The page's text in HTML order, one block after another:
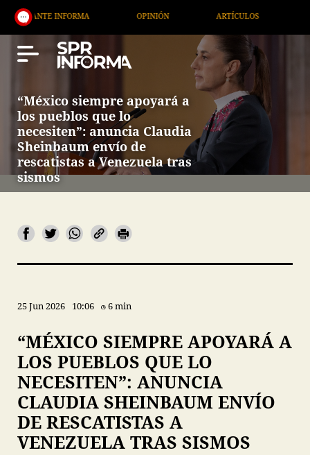
INFORMA OPINIÓN ARTÍCULOS ARTE /
“México siempre apoyará a
los pueblos que lo
necesiten”: anuncia Claudia
Sheinbaum envío de
rescatistas a Venezuela tras
sismos
25 Jun 2026 10:06 6 min
“MÉXICO SIEMPRE APOYARÁ A
LOS PUEBLOS QUE LO
NECESITEN”: ANUNCIA
CLAUDIA SHEINBAUM ENVÍO
DE RESCATISTAS A
VENEZUELA TRAS SISMOS